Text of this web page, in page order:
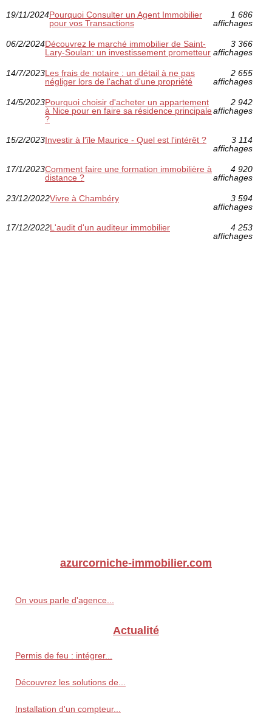
19/11/2024Pourquoi Consulter un Agent Immobilier
pour vos Transactions
1 686
affichages
06/2/2024Découvrez le marché immobilier de Saint-
Lary-Soulan: un investissement prometteur
3 366
affichages
14/7/2023Les frais de notaire : un détail à ne pas
négliger lors de l'achat d'une propriété
2 655
affichages
14/5/2023Pourquoi choisir d'acheter un appartement
à Nice pour en faire sa résidence principale
?
2 942
affichages
15/2/2023Investir à l'île Maurice - Quel est l'intérêt ?
3 114
affichages
17/1/2023Comment faire une formation immobilière à
distance ?
4 920
affichages
23/12/2022Vivre à Chambéry
3 594
affichages
17/12/2022L'audit d'un auditeur immobilier
4 253
affichages
azurcorniche-immobilier.com
On vous parle d'agence...
Actualité
Permis de feu : intégrer...
Découvrez les solutions de...
Installation d'un compteur...